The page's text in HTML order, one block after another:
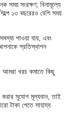
সময় সংরক্ষণ; বিনামূল্যে
১৩ বছরেরও বেশি সময়
পাওয়া যায়, এবং
প্রতিস্থাপন
খরচ কমাতে কিছু
করার সুযোগ মূল্যবান, তাই
টাকা পেতে সাহায্য